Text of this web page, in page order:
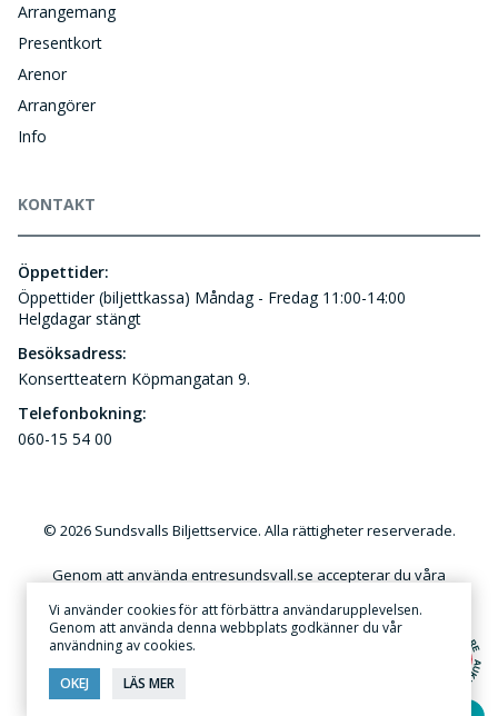
Arrangemang
Presentkort
Arenor
Arrangörer
Info
KONTAKT
Öppettider:
Öppettider (biljettkassa) Måndag - Fredag 11:00-14:00
Helgdagar stängt
Besöksadress:
Konsertteatern Köpmangatan 9.
Telefonbokning:
060-15 54 00
© 2026 Sundsvalls Biljettservice. Alla rättigheter reserverade.
Genom att använda entresundsvall.se accepterar du våra
innehållet på denna webbplats utan skriftlig tillåtelse är förbjudet.
Vi använder cookies för att förbättra användarupplevelsen.
Genom att använda denna webbplats godkänner du vår
användning av cookies.
OKEJ
LÄS MER